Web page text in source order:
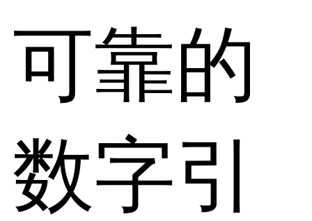
可靠的
数字引